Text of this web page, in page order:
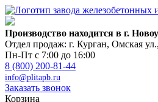
Производство находится в г.
Отдел продаж: г. Курган, Омская
Пн-Пт с 7:00 до 16:00
8 (800) 200-81-44
info@plitapb.ru
Заказать звонок
Корзина